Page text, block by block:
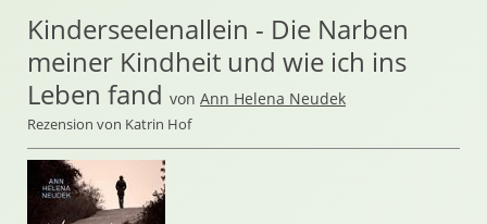
Kinderseelenallein - Die Narben
meiner Kindheit und wie ich ins
Leben fand von Ann Helena Neudek
Rezension von Katrin Hof